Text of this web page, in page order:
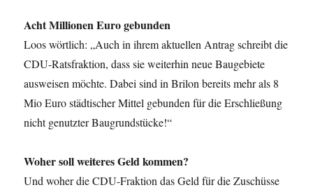
Acht Millionen Euro gebunden
Loos wörtlich: „Auch in ihrem aktuellen Antrag schreibt die
CDU-Ratsfraktion, dass sie weiterhin neue Baugebiete
ausweisen möchte. Dabei sind in Brilon bereits mehr als 8
Mio Euro städtischer Mittel gebunden für die Erschließung
nicht genutzter Baugrundstücke!“
Woher soll weiteres Geld kommen?
Und woher die CDU-Fraktion das Geld für die Zuschüsse